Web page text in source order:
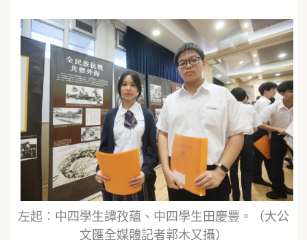
左起：中四學生譚孜蘊、中四學生田慶豐。（大公
文匯全媒體記者郭木又攝）